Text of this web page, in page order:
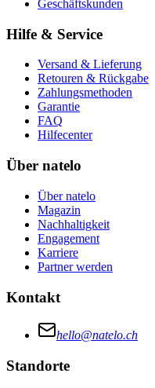
Geschäftskunden
Hilfe & Service
Versand & Lieferung
Retouren & Rückgabe
Zahlungsmethoden
Garantie
FAQ
Hilfecenter
Über natelo
Über natelo
Magazin
Nachhaltigkeit
Engagement
Karriere
Partner werden
Kontakt
hello@natelo.ch
Standorte